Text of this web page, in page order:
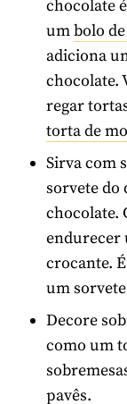
chocolate
umbolo
adiciona
chocolate.
regar
torta de
Sirva com
sorvete do
chocolate.
endurecer
crocante.
um
Decore
como um
pavês.